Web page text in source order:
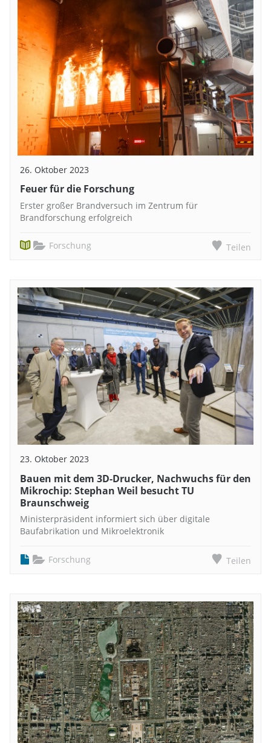
26. Oktober 2023
Feuer für die Forschung
Erster großer Brandversuch im Zentrum für
Brandforschung erfolgreich
Forschung Teilen
23. Oktober 2023
Bauen mit dem 3D-Drucker, Nachwuchs für den
Mikrochip: Stephan Weil besucht TU
Braunschweig
Ministerpräsident informiert sich über digitale
Baufabrikation und Mikroelektronik
Forschung Teilen